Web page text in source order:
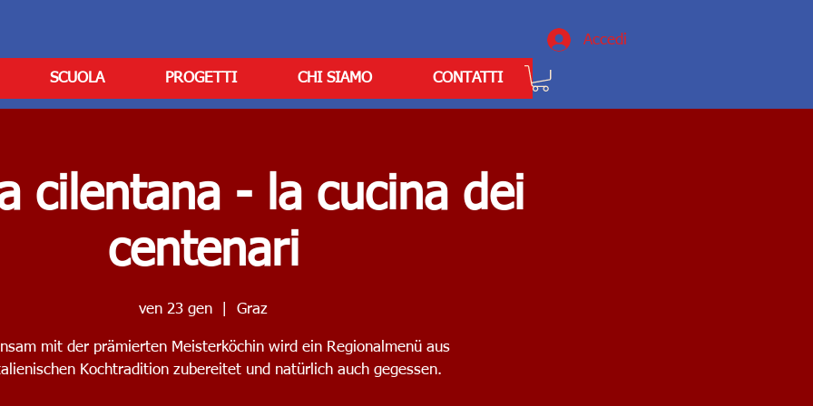
Accedi
SCUOLA PROGETTI CHI SIAMO CONTATTI
cilentana - la cucina dei
centenari
ven 23 gen Graz
mit der prämierten Meisterköchin wird ein Regionalmenü aus
Kochtradition zubereitet und natürlich auch gegessen.